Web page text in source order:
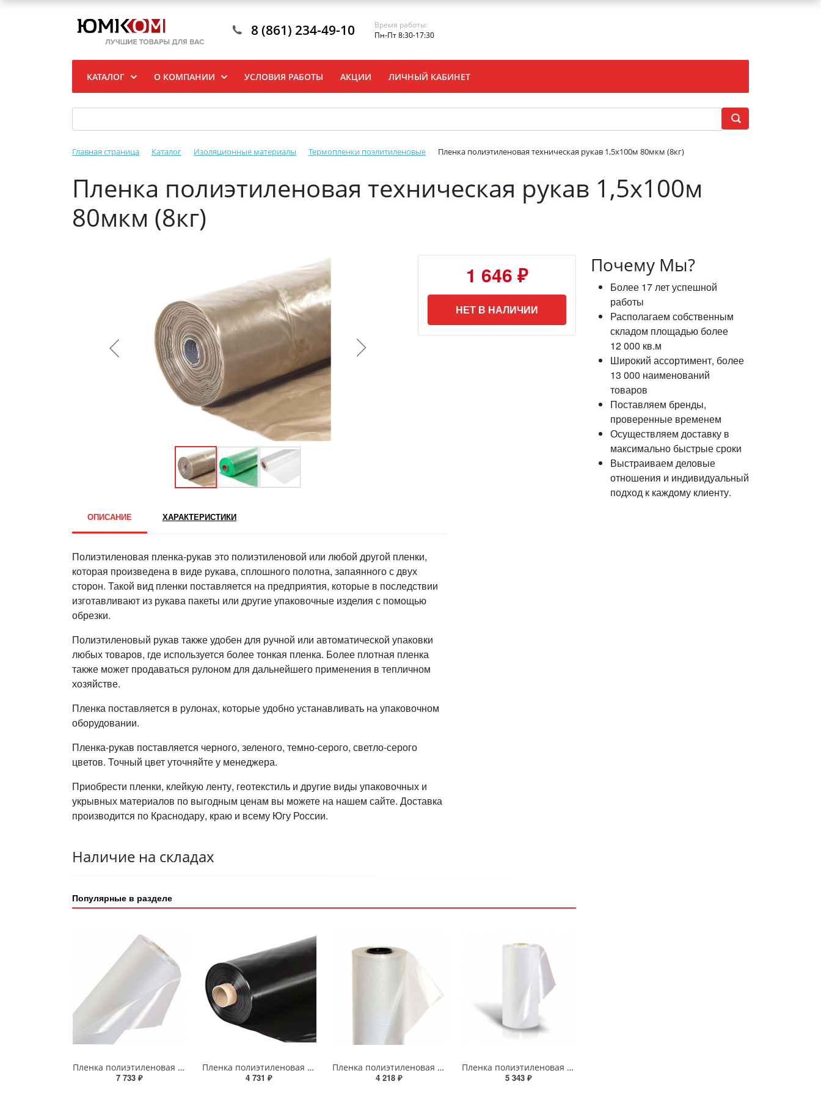
8 (861) 234-49-10
Время работы:
Пн-Пт 8:30-17:30
КАТАЛОГ О КОМПАНИИ УСЛОВИЯ РАБОТЫ АКЦИИ ЛИЧНЫЙ КАБИНЕТ
Главная страница Каталог Изоляционные материалы Термопленки поэлитиленовые Пленка полиэтиленовая техническая рукав 1,5х100м 80мкм (8кг)
Пленка полиэтиленовая техническая рукав 1,5х100м
80мкм (8кг)
1 646 ₽
НЕТ В НАЛИЧИИ
ОПИСАНИЕ ХАРАКТЕРИСТИКИ
Полиэтиленовая пленка-рукав это полиэтиленовой или любой другой пленки,
которая произведена в виде рукава, сплошного полотна, запаянного с двух
сторон. Такой вид пленки поставляется на предприятия, которые в последствии
изготавливают из рукава пакеты или другие упаковочные изделия с помощью
обрезки.
Полиэтиленовый рукав также удобен для ручной или автоматической упаковки
любых товаров, где используется более тонкая пленка. Более плотная пленка
также может продаваться рулоном для дальнейшего применения в тепличном
хозяйстве.
Пленка поставляется в рулонах, которые удобно устанавливать на упаковочном
оборудовании.
Пленка-рукав поставляется черного, зеленого, темно-серого, светло-серого
цветов. Точный цвет уточняйте у менеджера.
Приобрести пленки, клейкую ленту, геотекстиль и другие виды упаковочных и
укрывных материалов по выгодным ценам вы можете на нашем сайте. Доставка
производится по Краснодару, краю и всему Югу России.
Наличие на складах
Популярные в разделе
Пленка полиэтиленовая рукав 1,5х50 пог.м 200мкм (27,5кг) ГОСТ
7 733 ₽
Пленка полиэтиленовая техническая рукав 1,5х100м 200мкм (23кг)
4 731 ₽
Пленка полиэтиленовая рукав 1,5х100м 120мкм (15кг)
4 218 ₽
Пленка полиэтиленовая рукав 1,5х100м 150мкм (19кг)
5 343 ₽
Почему Мы?
Более 17 лет успешной
работы
Располагаем собственным
складом площадью более
12 000 кв.м
Широкий ассортимент, более
13 000 наименований
товаров
Поставляем бренды,
проверенные временем
Осуществляем доставку в
максимально быстрые сроки
Выстраиваем деловые
отношения и индивидуальный
подход к каждому клиенту.